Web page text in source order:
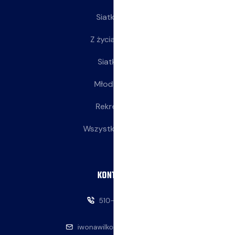
Siatkarze
Z życia klubu
Siatkarki
Młodziczki
Rekreacja
Wszystkie wpisy
KONTAKT
510-146-069
iwonawilkowska@interia.pl